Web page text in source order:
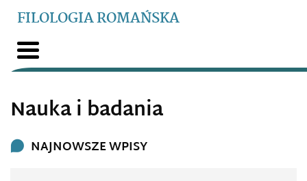
FILOLOGIA ROMAŃSKA
Nauka i badania
NAJNOWSZE WPISY